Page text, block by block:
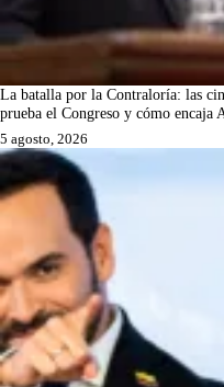
La batalla por la Contraloría: las
prueba el Congreso y cómo encaja
5 agosto, 2026